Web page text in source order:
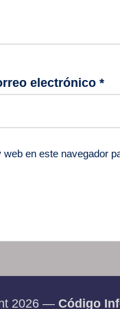
electrónico *
en este navegador
2026 — Código